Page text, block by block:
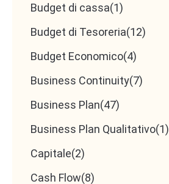
Budget di cassa(1)
Budget di Tesoreria(12)
Budget Economico(4)
Business Continuity(7)
Business Plan(47)
Business Plan Qualitativo(1)
Capitale(2)
Cash Flow(8)